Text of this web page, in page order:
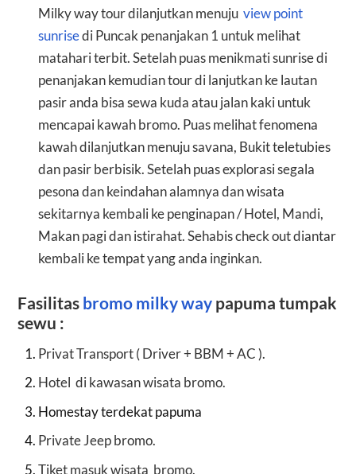
Milky way tour dilanjutkan menuju view point
sunrisedi Puncak penanjakan 1 untuk melihat
matahari terbit. Setelah puas menikmati sunrise di
penanjakan kemudian tour di lanjutkan ke lautan
pasir anda bisa sewa kuda atau jalan kaki untuk
mencapai kawah bromo. Puas melihat fenomena
kawah dilanjutkan menuju savana, Bukit teletubies
dan pasir berbisik. Setelah puas explorasi segala
pesona dan keindahan alamnya dan wisata
sekitarnya kembali ke penginapan / Hotel, Mandi,
Makan pagi dan istirahat. Sehabis check out diantar
kembali ke tempat yang anda inginkan.
Fasilitasbromo milky waypapuma tumpak
sewu :
Privat Transport ( Driver + BBM + AC ).
Hotel di kawasan wisata bromo.
Homestay terdekat papuma
Private Jeep bromo.
Tiket masuk wisata bromo.